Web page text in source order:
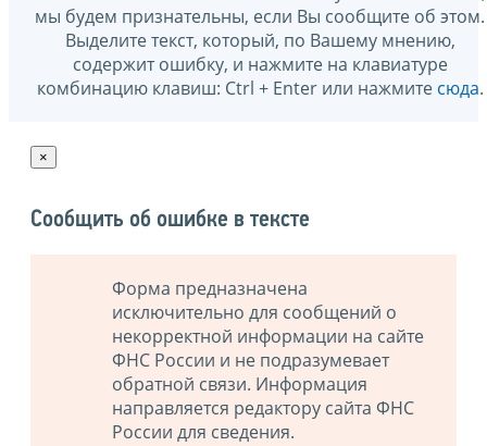
мы будем признательны, если Вы сообщите об этом.
Выделите текст, который, по Вашему мнению,
содержит ошибку, и нажмите на клавиатуре
комбинацию клавиш: Ctrl + Enter или нажмите сюда.
×
Сообщить об ошибке в тексте
Форма предназначена
исключительно для сообщений о
некорректной информации на сайте
ФНС России и не подразумевает
обратной связи. Информация
направляется редактору сайта ФНС
России для сведения.